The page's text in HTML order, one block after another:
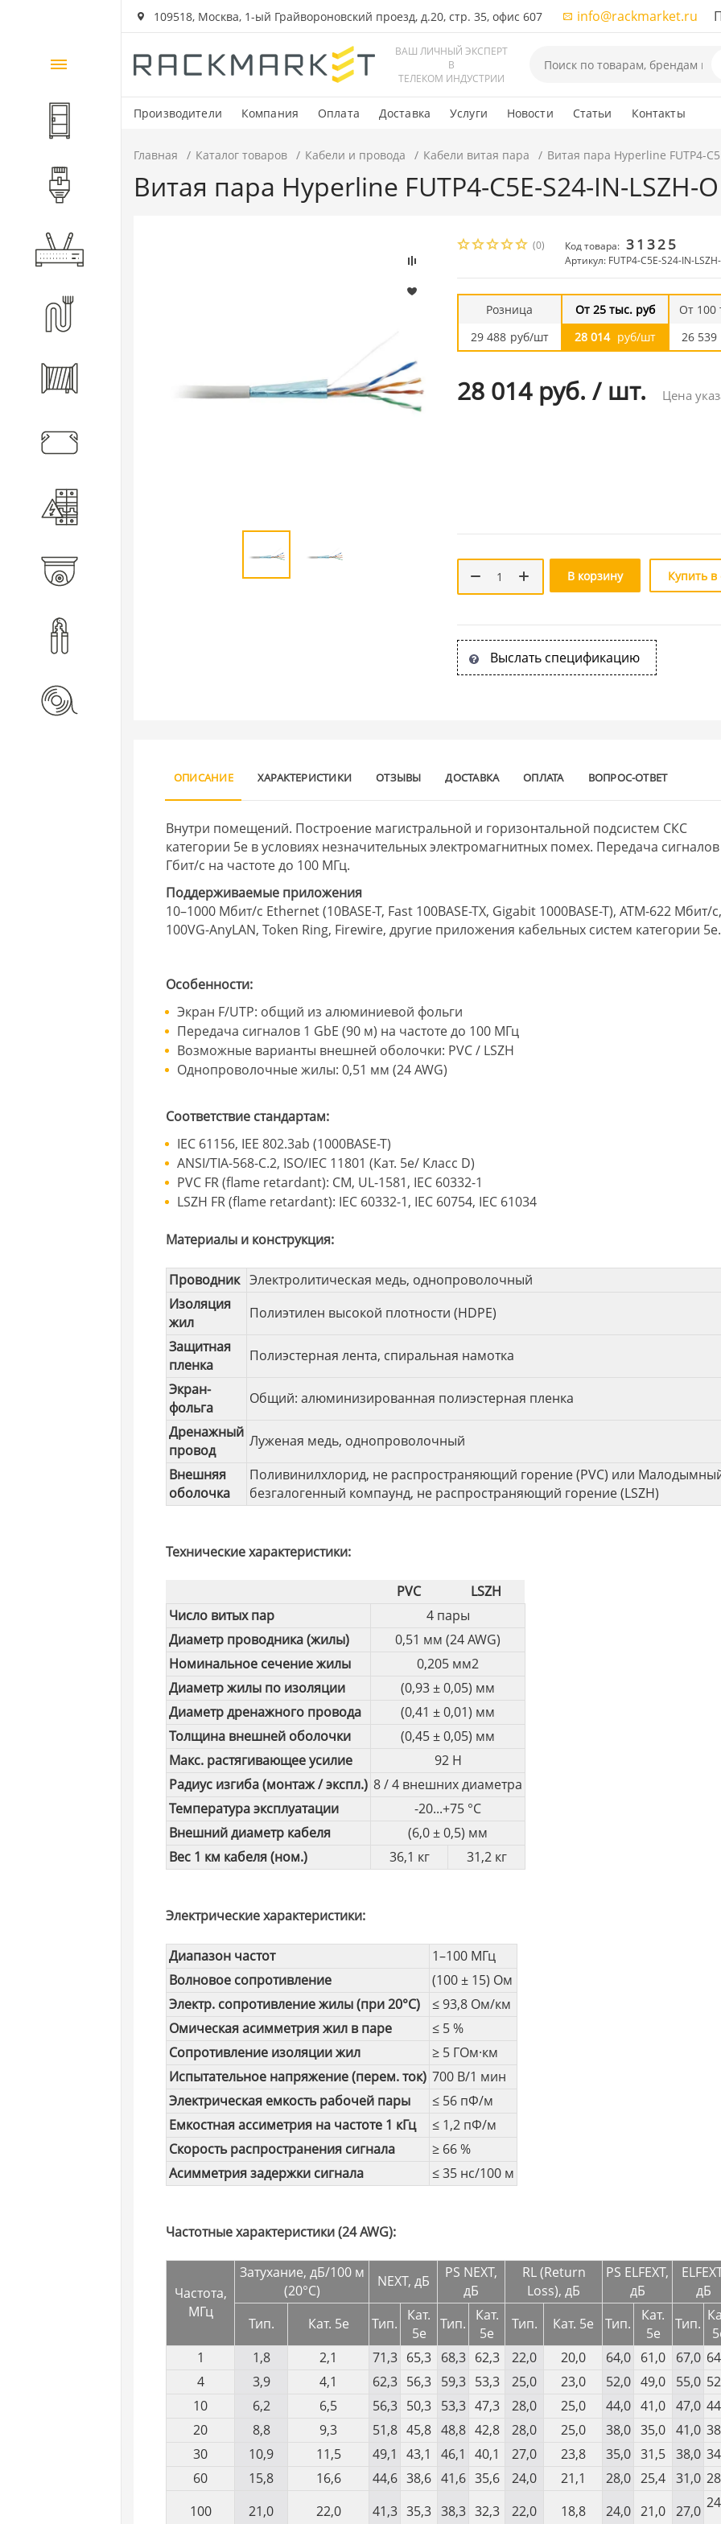
109518, Москва, 1-ый Грайвороновский проезд, д.20, стр. 35, офис 607 info@rackmarket.ru
ВАШ ЛИЧНЫЙ ЭКСПЕРТ
В
ТЕЛЕКОМ ИНДУСТРИИ
Производители Компания Оплата Доставка Услуги Новости Статьи Контакты
Каталог
товаров
Шкафы и стойки
Компоненты СКС
Главная Каталог товаров Кабели и провода Кабели витая пара Витая пара Hyperline FUTP4-
Витая пара Hyperline FUTP4-C5E-S24-IN-
(0) Код товара: 31325
Артикул: FUTP4-C5E-S24-IN-
Розница
29 488 руб/шт
От 25 тыс. руб
28 014 руб/шт
От 100
26 539
28 014 руб. / шт. Цена
В корзину Купить в
Выслать спецификацию
ОПИСАНИЕ ХАРАКТЕРИСТИКИ ОТЗЫВЫ ДОСТАВКА ОПЛАТА ВОПРОС-ОТВЕТ
Внутри помещений. Построение магистральной и горизонтальной подсистем СКС
категории 5e в условиях незначительных электромагнитных помех. Передача
Гбит/с на частоте до 100 МГц.
Поддерживаемые приложения
10–1000 Мбит/с Ethernet (10BASE-T, Fast 100BASE-TX, Gigabit 1000BASE-T), ATM-622 Мбит/
100VG-AnyLAN, Token Ring, Firewire, другие приложения кабельных систем категории 5e.
Особенности:
Экран F/UTP: общий из алюминиевой фольги
Передача сигналов 1 GbE (90 м) на частоте до 100 МГц
Возможные варианты внешней оболочки: PVC / LSZH
Однопроволочные жилы: 0,51 мм (24 AWG)
Соответствие стандартам:
IEC 61156, IEE 802.3ab (1000BASE-T)
ANSI/TIA-568-C.2, ISO/IEC 11801 (Кат. 5e/ Класс D)
PVC FR (flame retardant): CM, UL-1581, IEC 60332-1
LSZH FR (flame retardant): IEC 60332-1, IEC 60754, IEC 61034
Материалы и конструкция:
Проводник Электролитическая медь, однопроволочный
Изоляция
жил
Полиэтилен высокой плотности (HDPE)
Защитная
пленка
Полиэстерная лента, спиральная намотка
Экран-
фольга
Общий: алюминизированная полиэстерная пленка
Дренажный
провод
Луженая медь, однопроволочный
Внешняя
оболочка
Поливинилхлорид, не распространяющий горение (PVC) или
безгалогенный компаунд, не распространяющий горение (LSZH)
Технические характеристики:
PVC
LSZH
Число витых пар
4 пары
Диаметр проводника (жилы)
0,51 мм (24 AWG)
Номинальное сечение жилы
0,205 мм2
Диаметр жилы по изоляции
(0,93 ± 0,05) мм
Диаметр дренажного провода
(0,41 ± 0,01) мм
Толщина внешней оболочки
(0,45 ± 0,05) мм
Макс. растягивающее усилие
92 Н
Радиус изгиба (монтаж / экспл.) 8 / 4 внешних диаметра
Температура эксплуатации
-20...+75 °С
Внешний диаметр кабеля
(6,0 ± 0,5) мм
Вес 1 км кабеля (ном.)
36,1 кг 31,2 кг
Электрические характеристики:
Диапазон частот
1–100 МГц
Волновое сопротивление
(100 ± 15) Ом
Электр. сопротивление жилы (при 20°С)
≤ 93,8 Ом/км
Омическая асимметрия жил в паре
≤ 5 %
Сопротивление изоляции жил
≥ 5 ГОм·км
Испытательное напряжение (перем. ток) 700 В/1 мин
Электрическая емкость рабочей пары
≤ 56 пФ/м
Емкостная ассиметрия на частоте 1 кГц
≤ 1,2 пФ/м
Скорость распространения сигнала
≥ 66 %
Асимметрия задержки сигнала
≤ 35 нс/100 м
Частотные характеристики (24 AWG):
Частота,
МГц
Затухание, дБ/100 м
(20°C)
NEXT, дБ
PS NEXT,
дБ
RL (Return
Loss), дБ
PS ELFEXT,
дБ
дБ
Тип.
Кат. 5e Тип.
Кат.
5e
Тип.
Кат.
5e
Тип. Кат. 5e Тип.
Кат.
5e
Тип.
1
1,8 2,1 71,3 65,3 68,3 62,3 22,0 20,0 64,0 61,0 67,0
4
3,9 4,1 62,3 56,3 59,3 53,3 25,0 23,0 52,0 49,0 55,0
10
6,2 6,5 56,3 50,3 53,3 47,3 28,0 25,0 44,0 41,0 47,0
20
8,8 9,3 51,8 45,8 48,8 42,8 28,0 25,0 38,0 35,0 41,0
30
10,9 11,5 49,1 43,1 46,1 40,1 27,0 23,8 35,0 31,5 38,0
60
15,8 16,6 44,6 38,6 41,6 35,6 24,0 21,1 28,0 25,4 31,0
100
21,0 22,0 41,3 35,3 38,3 32,3 22,0 18,8 24,0 21,0 27,0